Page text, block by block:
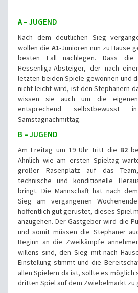
A – JUGEND
Nach dem deutlichen Sieg
wollen die A1-Junioren nun zu Hause
besten Fall nachlegen. Dass
Hessenliga-Absteiger, der nach
letzten beiden Spiele gewonnen und
nicht leicht wird, ist den Stephanern
wissen sie auch um die
entsprechend
Samstagnachmittag.
B – JUGEND
Am Freitag um 19 Uhr tritt die B2
Ähnlich wie am ersten Spieltag
großer Rasenplatz auf das
technische und konditionelle
bringt. Die Mannschaft hat nach
Sieg am vergangenen
hoffentlich gut gerüstet, dieses Spiel
anzugehen. Der Gastgeber wird die
und somit müssen die Stephaner
Beginn an die Zweikämpfe
willens sind, den Sieg mit nach
Einstellung stimmt und die
allen Spielern da ist, sollte es möglich
dritten Spiel auf dem Zwiebelmarkt zu